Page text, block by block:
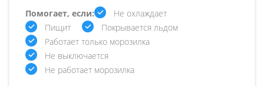
Помогает, если:
Не охлаждает
Пищит
Покрывается льдом
Работает только морозилка
Не выключается
Не работает морозилка